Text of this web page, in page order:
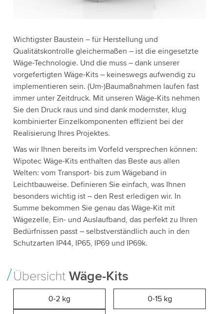
Wichtigster Baustein – für Herstellung und
Qualitätskontrolle gleichermaßen – ist die eingesetzte
Wäge-Technologie. Und die muss – dank unserer
vorgefertigten Wäge-Kits – keineswegs aufwendig zu
implementieren sein. (Um-)Baumaßnahmen laufen fast
immer unter Zeitdruck. Mit unseren Wäge-Kits nehmen
Sie den Druck raus und sind dank modernster, klug
kombinierter Einzelkomponenten effizient bei der
Realisierung Ihres Projektes.
Was wir Ihnen bereits im Vorfeld versprechen können:
Wipotec Wäge-Kits enthalten das Beste aus allen
Welten: vom Transport- bis zum Wägeband in
Leichtbauweise. Definieren Sie einfach, was Ihnen
besonders wichtig ist – den Rest erledigen wir. In
Summe bekommen Sie genau das Wäge-Kit mit
Wägezelle, Ein- und Auslaufband, das perfekt zu Ihren
Bedürfnissen passt – selbstverständlich auch in den
Schutzarten IP44, IP65, IP69 und IP69k.
Übersicht Wäge-Kits
0-2 kg 0-15 kg